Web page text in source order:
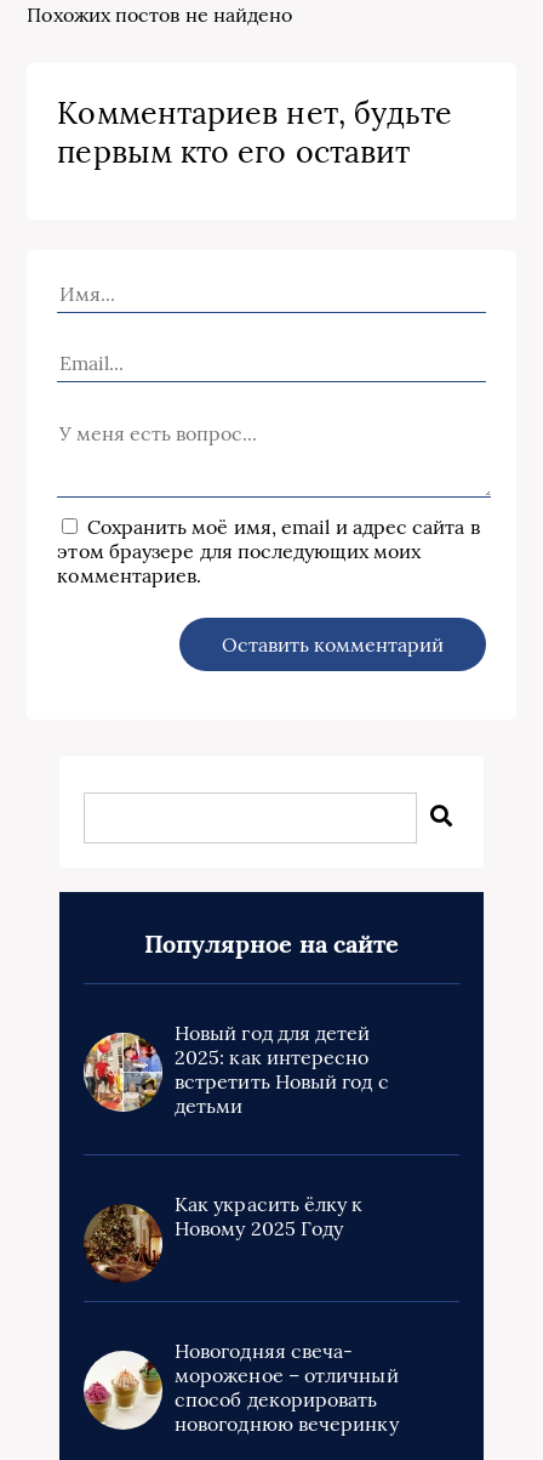
Похожих постов не найдено
Комментариев нет, будьте
первым кто его оставит
Сохранить моё имя, email и адрес сайта в
этом браузере для последующих моих
комментариев.
Популярное на сайте
Новый год для детей
2025: как интересно
встретить Новый год с
детьми
Как украсить ёлку к
Новому 2025 Году
Новогодняя свеча-
мороженое – отличный
способ декорировать
новогоднюю вечеринку